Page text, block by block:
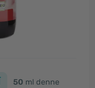
50 ml denne